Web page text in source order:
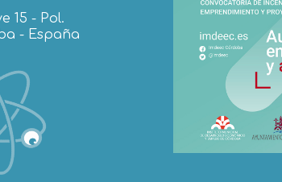
15 - Pol.
- España